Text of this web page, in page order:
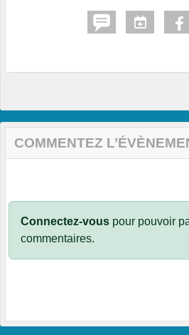
COMMENTEZ
Connectez-vous pour pouvoir
commentaires.